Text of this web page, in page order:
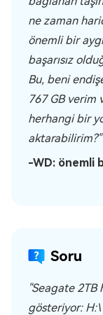
ne zaman
önemli bir
başarısız
Bu, beni
767 GB verim
herhangi bir
aktarabilirim?"
-WD: önemli
Soru
"Seagate 2TB
gösteriyor: